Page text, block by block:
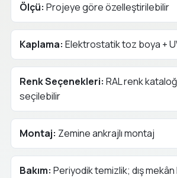
Ölçü: Projeye göre özelleştirilebilir
Kaplama: Elektrostatik toz boya +
Renk Seçenekleri: RAL renk
seçilebilir
Montaj: Zemine ankrajlı montaj
Bakım: Periyodik temizlik; dış